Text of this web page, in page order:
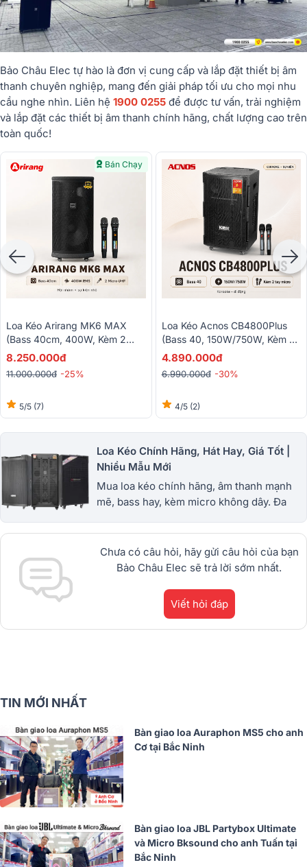
Bảo Châu Elec tự hào là đơn vị cung cấp và lắp đặt thiết bị âm
thanh chuyên nghiệp, mang đến giải pháp tối ưu cho mọi nhu
cầu nghe nhìn. Liên hệ 1900 0255 để được tư vấn, trải nghiệm
và lắp đặt các thiết bị âm thanh chính hãng, chất lượng cao trên
toàn quốc!
Bán Chạy
Loa Kéo Arirang MK6 MAX
(Bass 40cm, 400W, Kèm 2
Micro)
8.250.000đ
11.000.000đ -25%
5/5 (7)
Loa Kéo Acnos CB4800Plus
(Bass 40, 150W/750W, Kèm 2
Tay Micro)
4.890.000đ
6.990.000đ -30%
4/5 (2)
Loa Kéo Chính Hãng, Hát Hay, Giá Tốt |
Nhiều Mẫu Mới
Mua loa kéo chính hãng, âm thanh mạnh
mẽ, bass hay, kèm micro không dây. Đa
bảo hành uy tín. 1900.0255
Chưa có câu hỏi, hãy gửi câu hỏi của bạn
Bảo Châu Elec sẽ trả lời sớm nhất.
Viết hỏi đáp
TIN MỚI NHẤT
Bàn giao loa Auraphon MS5 cho anh
Cơ tại Bắc Ninh
Bàn giao loa JBL Partybox Ultimate
và Micro Bksound cho anh Tuấn tại
Bắc Ninh